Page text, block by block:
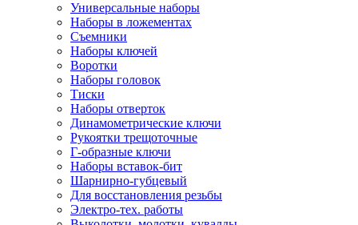
Универсальные наборы
Наборы в ложементах
Съемники
Наборы ключей
Воротки
Наборы головок
Тиски
Наборы отверток
Динамометрические ключи
Рукоятки трещоточные
Г-образные ключи
Наборы вставок-бит
Шарнирно-губцевый
Для восстановления резьбы
Электро-тех. работы